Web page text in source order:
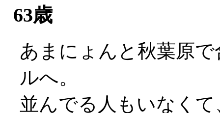
63歳
あまにょんと秋葉原
ルへ。
並んでる人もいなく